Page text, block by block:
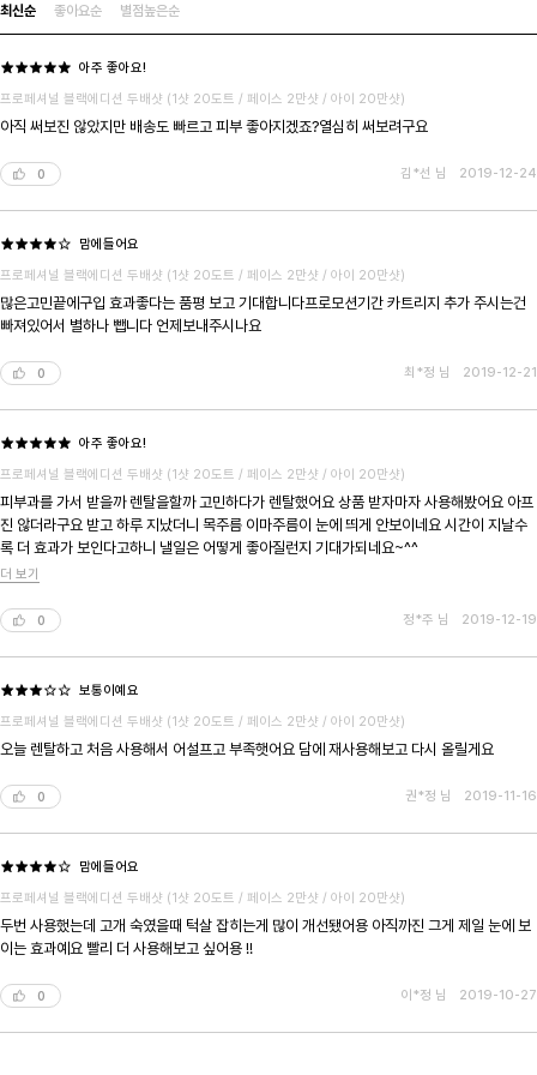
최신순 좋아요순 별점높은순
아주 좋아요!
프로페셔널 블랙에디션 두배샷 (1샷 20도트 / 페이스 2만샷 / 아이 20만샷)
아직 써보진 않았지만 배송도 빠르고 피부 좋아지겠죠?열심히 써보려구요
0 김*선 님 2019-12-24
맘에들어요
프로페셔널 블랙에디션 두배샷 (1샷 20도트 / 페이스 2만샷 / 아이 20만샷)
많은고민끝에구입 효과좋다는 품평 보고 기대합니다프로모션기간 카트리지 추가 주시는건
빠져있어서 별하나 뺍니다 언제보내주시나요
0 최*정 님 2019-12-21
아주 좋아요!
프로페셔널 블랙에디션 두배샷 (1샷 20도트 / 페이스 2만샷 / 아이 20만샷)
피부과를 가서 받을까 렌탈을할까 고민하다가 렌탈했어요 상품 받자마자 사용해봤어요 아프
진 않더라구요 받고 하루 지났더니 목주름 이마주름이 눈에 띄게 안보이네요 시간이 지날수
록 더 효과가 보인다고하니 낼일은 어떻게 좋아질런지 기대가되네요~^^
더 보기
0 정*주 님 2019-12-19
보통이예요
프로페셔널 블랙에디션 두배샷 (1샷 20도트 / 페이스 2만샷 / 아이 20만샷)
오늘 렌탈하고 처음 사용해서 어설프고 부족햇어요 담에 재사용해보고 다시 올릴게요
0 권*정 님 2019-11-16
맘에들어요
프로페셔널 블랙에디션 두배샷 (1샷 20도트 / 페이스 2만샷 / 아이 20만샷)
두번 사용했는데 고개 숙였을때 턱살 잡히는게 많이 개선됐어용 아직까진 그게 제일 눈에 보
이는 효과예요 빨리 더 사용해보고 싶어용 !!
0 이*정 님 2019-10-27